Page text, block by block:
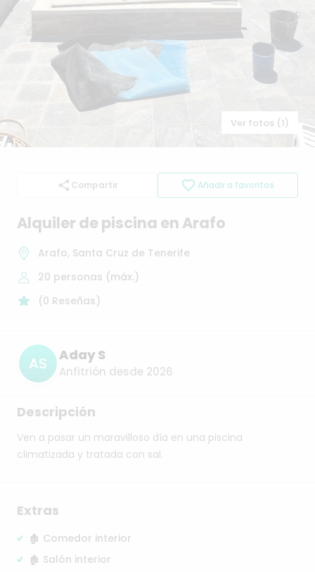
Ver fotos (1)
Compartir Añadir a favoritos
Alquiler de piscina en Arafo
Arafo, Santa Cruz de Tenerife
20 personas (máx.)
(0 Reseñas)
AS Aday S
Anfitrión desde 2026
Descripción
Ven a pasar un maravilloso día en una piscina
climatizada y tratada con sal.
Extras
🏚️ Comedor interior
🏚️ Salón interior